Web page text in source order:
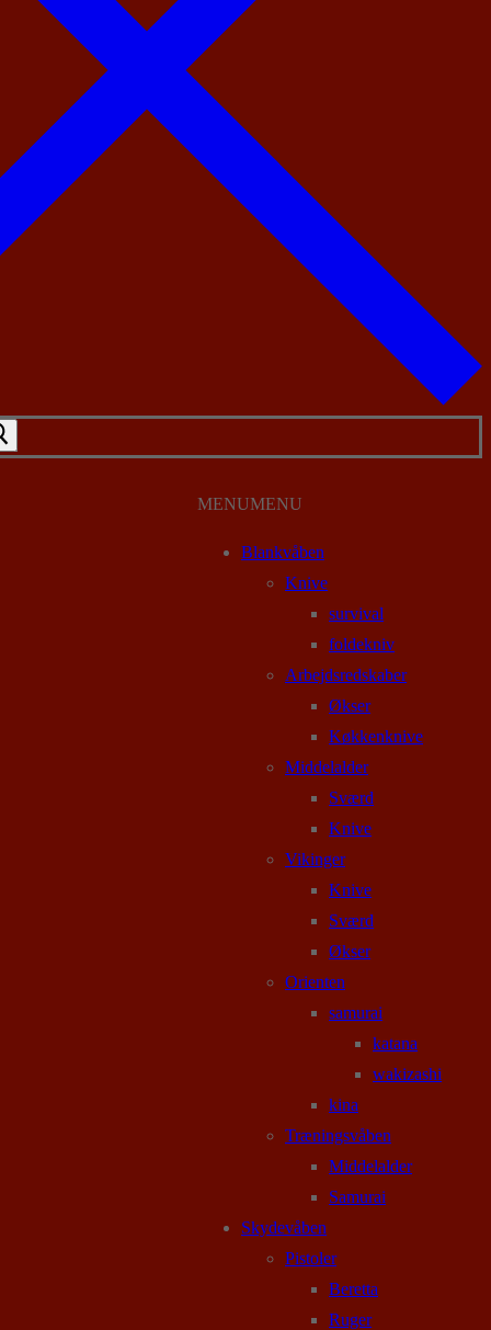
MENUMENU
Blankvåben
Knive
survival
foldekniv
Arbejdsredskaber
Økser
Køkkenknive
Middelalder
Sværd
Knive
Vikinger
Knive
Sværd
Økser
Orienten
samurai
katana
wakizashi
kina
Træningsvåben
Middelalder
Samurai
Skydevåben
Pistoler
Beretta
Ruger